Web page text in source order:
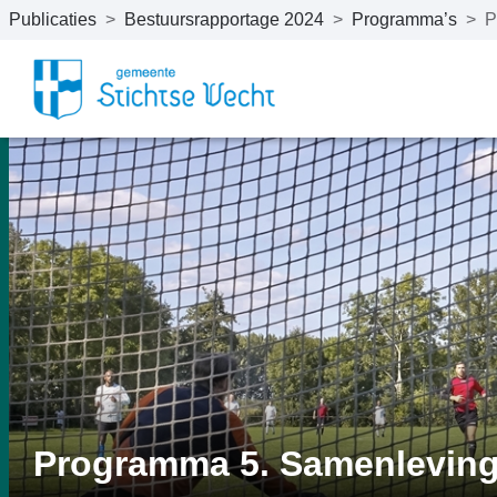
Naar hoofdinhoud
Publicaties > Bestuursrapportage 2024 > Programma’s >
Programma 5.